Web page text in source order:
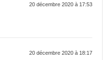
20 décembre 2020 à 17:53
20 décembre 2020 à 18:17